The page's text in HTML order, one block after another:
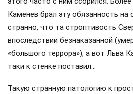
Каменев брал эту обязанность на
странно, что та строптивость
впоследствии безнаказанной
«большого террора»), а вот Льва
таки к стенке поставил…
Такую странную патологию к